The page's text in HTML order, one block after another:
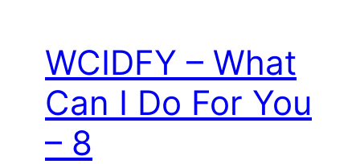
WCIDFY – What
Can I Do For You
– 8